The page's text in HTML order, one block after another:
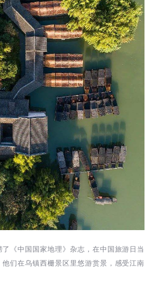
《中国国家地理》杂志，在中国旅游日当
他们在乌镇西栅景区里悠游赏景，感受江南